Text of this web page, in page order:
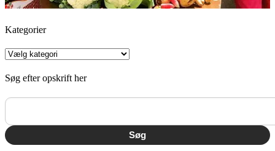
Kategorier
Kategorier
Søg efter opskrift her
Søg